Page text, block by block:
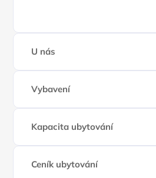
U nás
Vybavení
Kapacita ubytování
Ceník ubytování